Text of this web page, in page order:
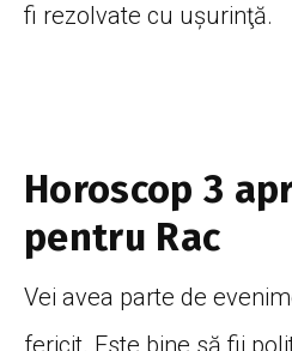
fi rezolvate cu uşurinţă.
Horoscop 3
pentru Rac
Vei avea parte de